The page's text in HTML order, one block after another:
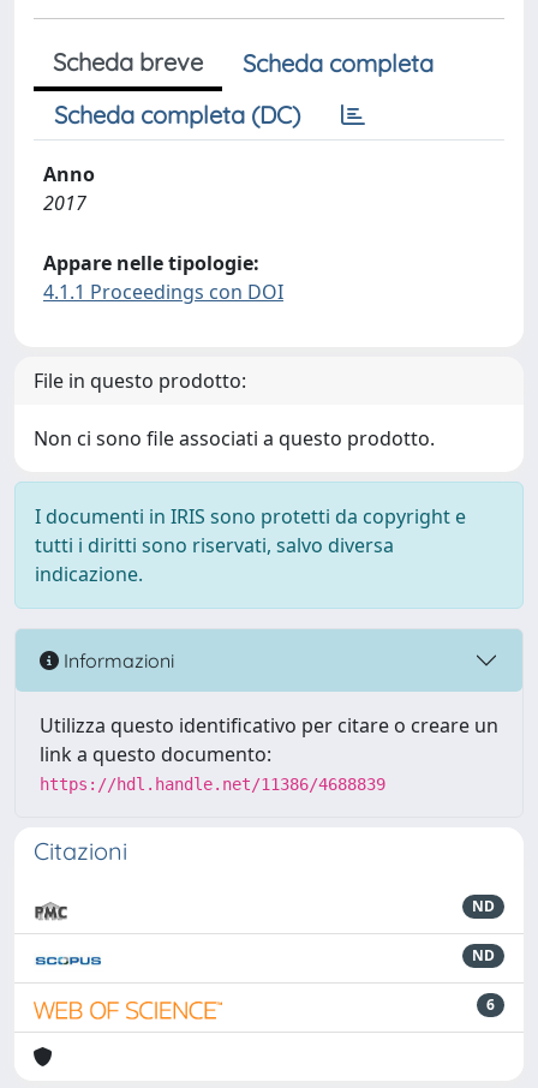
Scheda breve
Scheda completa
Scheda completa (DC)
Anno
2017
Appare nelle tipologie:
4.1.1 Proceedings con DOI
File in questo prodotto:
Non ci sono file associati a questo prodotto.
I documenti in IRIS sono protetti da copyright e
tutti i diritti sono riservati, salvo diversa
indicazione.
Informazioni
Utilizza questo identificativo per citare o creare un
link a questo documento:
https://hdl.handle.net/11386/4688839
Citazioni
ND
ND
6